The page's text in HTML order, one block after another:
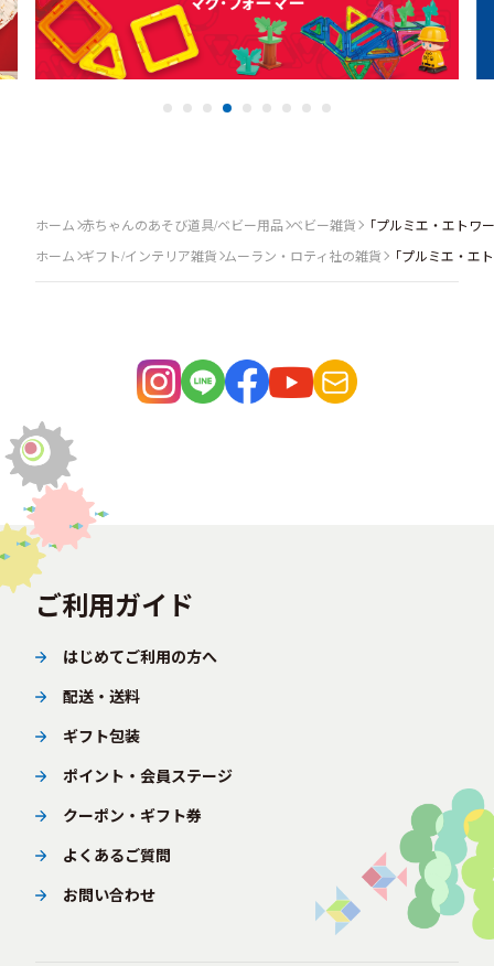
ホーム 赤ちゃんのあそび道具/ベビー用品 ベビー雑貨 「プルミエ・エトワ
ホーム ギフト/インテリア雑貨 ムーラン・ロティ社の雑貨 「プルミエ・エ
ご利用ガイド
はじめてご利用の方へ
配送・送料
ギフト包装
ポイント・会員ステージ
クーポン・ギフト券
よくあるご質問
お問い合わせ